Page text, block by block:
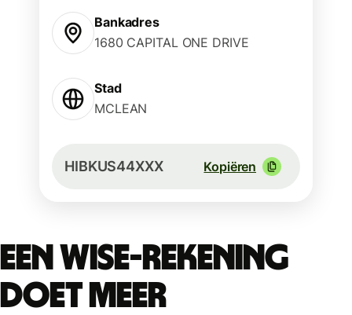
Bankadres
1680 CAPITAL ONE DRIVE
Stad
MCLEAN
HIBKUS44XXX Kopiëren
Een Wise-rekening
doet meer